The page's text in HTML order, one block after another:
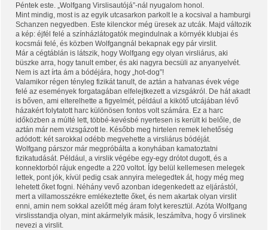
Péntek este. „Wolfgang Virslisautójá”-nál nyugalom honol.
Mint mindig, most is az egyik utcasarkon parkolt le a kocsival a hamburgi
Schanzen negyedben. Este kilenckor még üresek az utcák. Majd változik
a kép: éjfél felé a színházlátogatók megindulnak a környék klubjai és
kocsmái felé, és közben Wolfgangnál bekapnak egy pár virslit.
Már a cégtáblán is látszik, hogy Wolfgang egy olyan virsliárus, aki
büszke arra, hogy tanult ember, és aki nagyra becsüli az anyanyelvét.
Nem is azt írta ám a bódéjára, hogy „hot-dog”!
Valamikor régen tényleg fizikát tanult, de aztán a hatvanas évek vége
felé az események forgatagában elfelejtkezett a vizsgákról. De hát akadt
is bőven, ami elterelhette a figyelmét, például a kikötő utcájában lévő
házakért folytatott harc különösen fontos volt számára. Ez a harc
időközben a múlté lett, többé-kevésbé nyertesen is került ki belőle, de
aztán már nem vizsgázott le. Később meg hirtelen remek lehetőség
adódott: két sarokkal odébb megvehette a virsliárus bódéját.
Wolfgang párszor már megpróbálta a konyhában kamatoztatni
fizikatudását. Például, a virslik végébe egy-egy drótot dugott, és a
konnektorból rájuk engedte a 220 voltot. Így belül kellemesen melegek
lettek, pont jók, kívül pedig csak annyira melegedtek át, hogy még meg
lehetett őket fogni. Néhány vevő azonban idegenkedett az eljárástól,
mert a villamosszékre emlékeztette őket, és nem akartak olyan virslit
enni, amin nem sokkal azelőtt még áram folyt keresztül. Azóta Wolfgang
virslisstandja olyan, mint akármelyik másik, leszámítva, hogy ő virslinek
nevezi a virslit.